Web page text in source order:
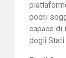
pochi
capace di
degli Stati.